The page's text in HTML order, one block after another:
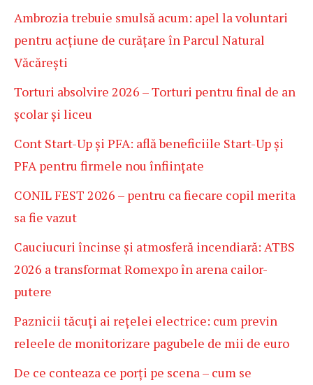
Ambrozia trebuie smulsă acum: apel la voluntari
pentru acțiune de curățare în Parcul Natural
Văcărești
Torturi absolvire 2026 – Torturi pentru final de an
școlar și liceu
Cont Start-Up și PFA: află beneficiile Start-Up și
PFA pentru firmele nou înființate
CONIL FEST 2026 – pentru ca fiecare copil merita
sa fie vazut
Cauciucuri încinse și atmosferă incendiară: ATBS
2026 a transformat Romexpo în arena cailor-
putere
Paznicii tăcuți ai rețelei electrice: cum previn
releele de monitorizare pagubele de mii de euro
De ce conteaza ce porți pe scena – cum se